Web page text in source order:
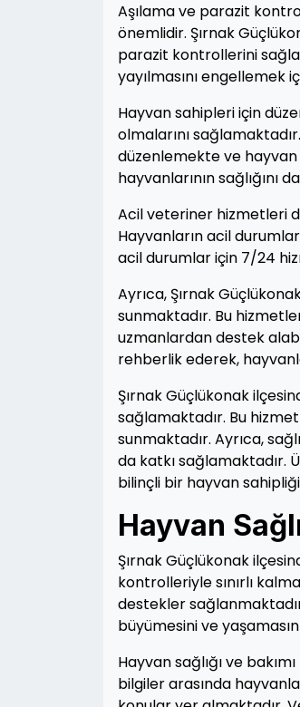
Aşılama ve parazit
önemlidir. Şırnak
parazit kontrollerini
yayılmasını engellemek
Hayvan sahipleri için
olmalarını
düzenlemekte ve hayvan
hayvanlarının
Acil veteriner hizmetleri
Hayvanların acil
acil durumlar için 7/24
Ayrıca, Şırnak
sunmaktadır. Bu
uzmanlardan destek
rehberlik ederek,
Şırnak Güçlükonak
sağlamaktadır. Bu
sunmaktadır. Ayrıca,
da katkı sağlamaktadır.
bilinçli bir hayvan
Hayvan
Şırnak Güçlükonak
kontrolleriyle sınırlı
destekler
büyümesini ve
Hayvan sağlığı ve
bilgiler arasında